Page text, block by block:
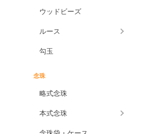
ウッドビーズ
ルース
勾玉
念珠
略式念珠
本式念珠